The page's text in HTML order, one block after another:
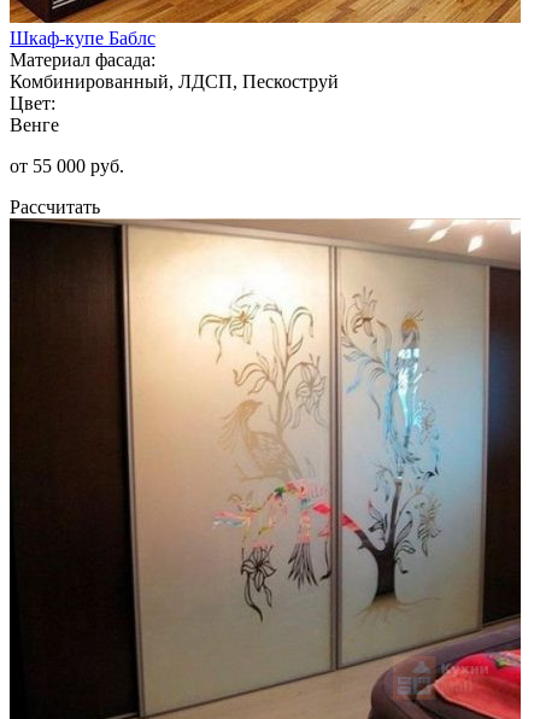
Шкаф-купе Баблс
Материал фасада:
Комбинированный, ЛДСП, Пескоструй
Цвет:
Венге
от 55 000 руб.
Рассчитать